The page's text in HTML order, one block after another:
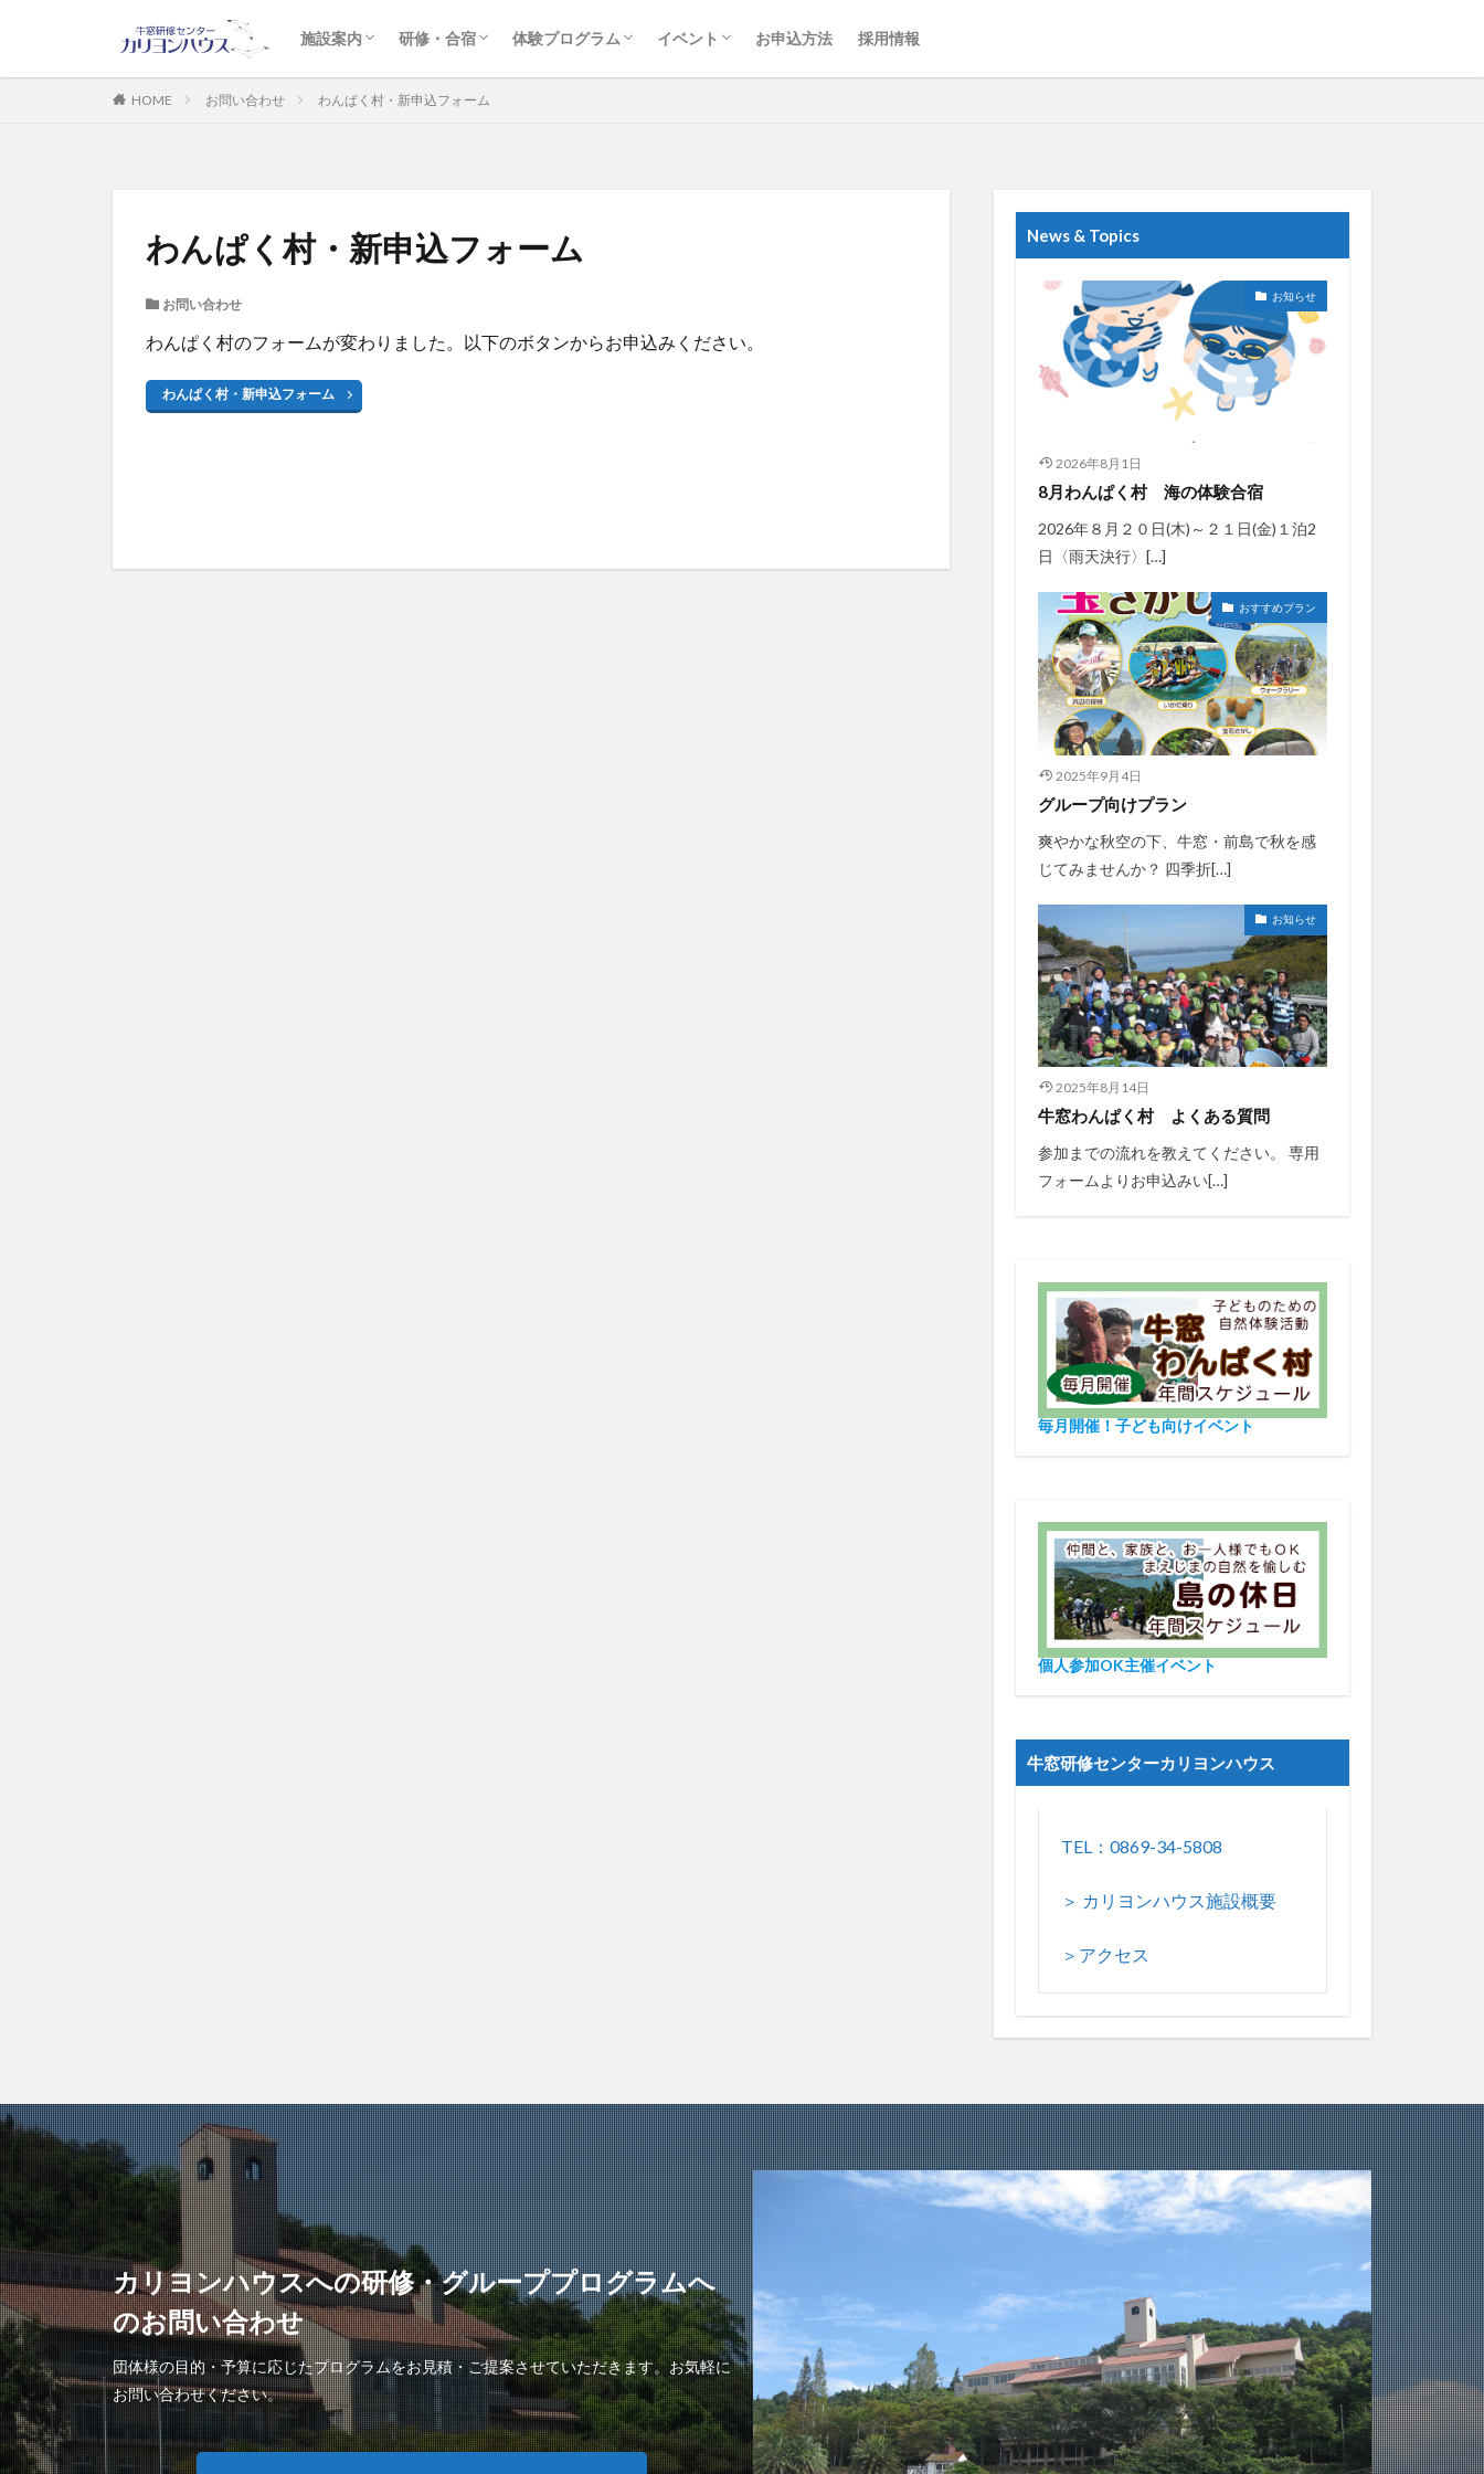
施設案内
宿泊施設のご案内
研修施設のご案内
体験施設のご案内
アクセス
緊急時対応
研修・合宿
企業研修
勉強合宿
英語合宿・国際交流キャンプ
教育旅行プログラム
体験プログラム
体験メニュー一覧
グループ向けプラン
イベント
牛窓わんぱく村年間スケジュール
島の休日 年間スケジュール
お申込方法 採用情報
HOME お問い合わせ わんぱく村・新申込フォーム
わんぱく村・新申込フォーム
お問い合わせ
わんぱく村のフォームが変わりました。以下のボタンからお申込みください。
わんぱく村・新申込フォーム
News & Topics
お知らせ
2026年8月1日
8月わんぱく村 海の体験合宿
2026年８月２０日(木)～２１日(金)１泊2
日〈雨天決行〉[…]
おすすめプラン
2025年9月4日
グループ向けプラン
爽やかな秋空の下、牛窓・前島で秋を感
じてみませんか？ 四季折[…]
お知らせ
2025年8月14日
牛窓わんぱく村 よくある質問
参加までの流れを教えてください。 専用
フォームよりお申込みい[…]
毎月開催！子ども向けイベント
個人参加OK主催イベント
牛窓研修センターカリヨンハウス
TEL：0869-34-5808
＞ カリヨンハウス施設概要
＞アクセス
カリヨンハウスへの研修・グループプログラムへ
のお問い合わせ
団体様の目的・予算に応じたプログラムをお見積・ご提案させていただきます。お気軽に
お問い合わせください。